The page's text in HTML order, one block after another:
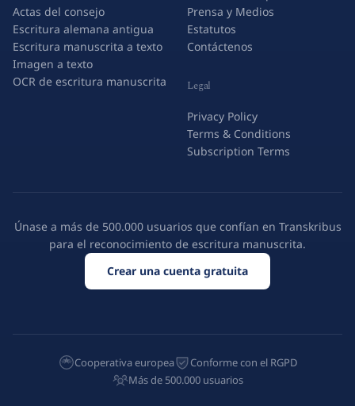
Actas del consejo
Escritura alemana antigua
Escritura manuscrita a texto
Imagen a texto
OCR de escritura manuscrita
Prensa y Medios
Estatutos
Contáctenos
Legal
Privacy Policy
Terms & Conditions
Subscription Terms
Únase a más de 500.000 usuarios que confían en Transkribus
para el reconocimiento de escritura manuscrita.
Crear una cuenta gratuita
Cooperativa europea
Conforme con el RGPD
Más de 500.000 usuarios